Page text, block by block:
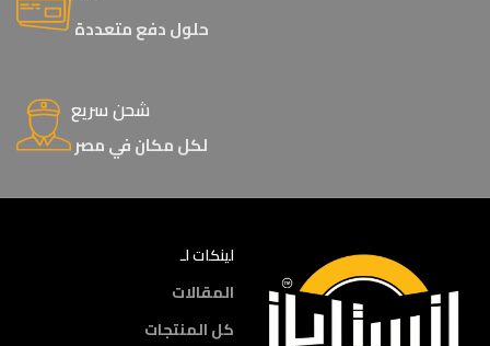
حلول دفع متعددة
شحن سريع
لكل مكان في مصر
لينكات لـ
المقالات
كل المنتجات